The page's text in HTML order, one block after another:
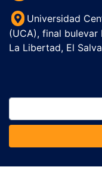
Universidad
(UCA), final bulevar
La